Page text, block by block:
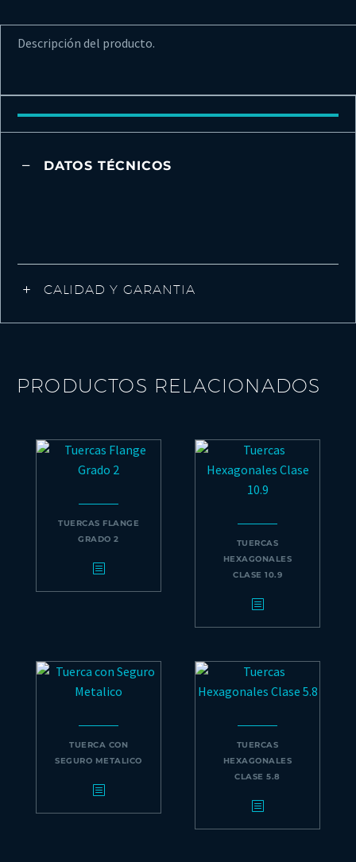
Descripción del producto.
DATOS TÉCNICOS
CALIDAD Y GARANTIA
PRODUCTOS RELACIONADOS
TUERCAS FLANGE
GRADO 2
TUERCAS
HEXAGONALES
CLASE 10.9
TUERCA CON
SEGURO METALICO
TUERCAS
HEXAGONALES
CLASE 5.8